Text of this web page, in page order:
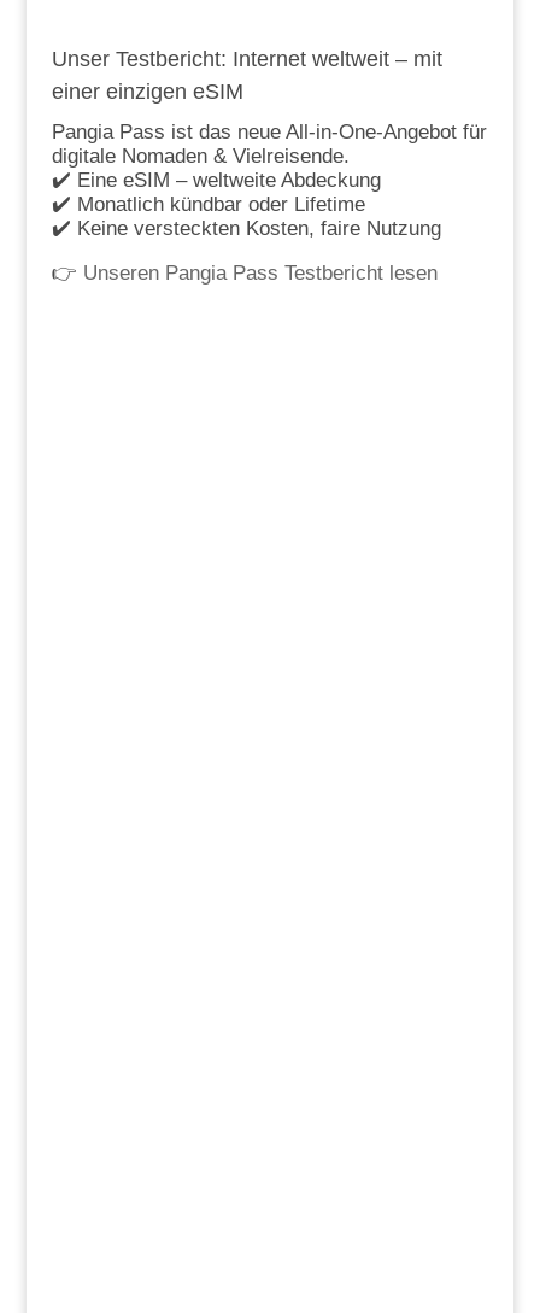
Unser Testbericht: Internet weltweit – mit
einer einzigen eSIM
Pangia Pass ist das neue All-in-One-Angebot für
digitale Nomaden & Vielreisende.
✔️ Eine eSIM – weltweite Abdeckung
✔️ Monatlich kündbar oder Lifetime
✔️ Keine versteckten Kosten, faire Nutzung
👉 Unseren Pangia Pass Testbericht lesen